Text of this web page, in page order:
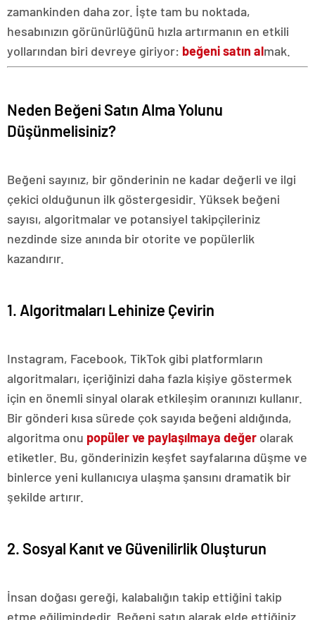
zamankinden daha zor. İşte tam bu noktada,
hesabınızın görünürlüğünü hızla artırmanın en etkili
yollarından biri devreye giriyor: beğeni satın almak.
Neden Beğeni Satın Alma Yolunu
Düşünmelisiniz?
Beğeni sayınız, bir gönderinin ne kadar değerli ve ilgi
çekici olduğunun ilk göstergesidir. Yüksek beğeni
sayısı, algoritmalar ve potansiyel takipçileriniz
nezdinde size anında bir otorite ve popülerlik
kazandırır.
1. Algoritmaları Lehinize Çevirin
Instagram, Facebook, TikTok gibi platformların
algoritmaları, içeriğinizi daha fazla kişiye göstermek
için en önemli sinyal olarak etkileşim oranınızı kullanır.
Bir gönderi kısa sürede çok sayıda beğeni aldığında,
algoritma onu popüler ve paylaşılmaya değer olarak
etiketler. Bu, gönderinizin keşfet sayfalarına düşme ve
binlerce yeni kullanıcıya ulaşma şansını dramatik bir
şekilde artırır.
2. Sosyal Kanıt ve Güvenilirlik Oluşturun
İnsan doğası gereği, kalabalığın takip ettiğini takip
etme eğilimindedir. Beğeni satın alarak elde ettiğiniz